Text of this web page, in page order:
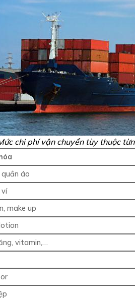
chi phí vận chuyển tùy thuộc
áo
ví
make up
vitamin,…